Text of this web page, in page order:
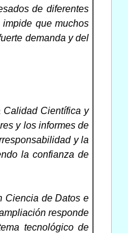
de diferentes
que muchos
demanda y del
Calidad Científica y
y los informes de
y la
la confianza de
Ciencia de Datos e
responde
tecnológico de